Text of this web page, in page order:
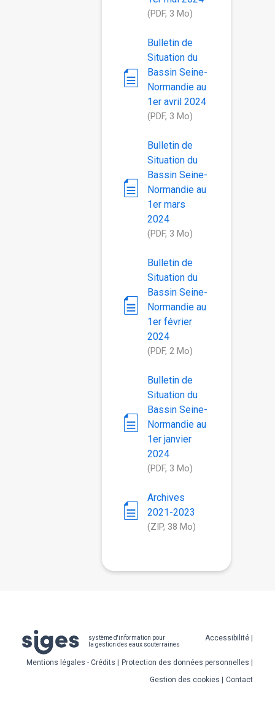
(PDF, 3 Mo)
Bulletin de
Situation du
Bassin Seine-
Normandie au
1er avril 2024
(PDF, 3 Mo)
Bulletin de
Situation du
Bassin Seine-
Normandie au
1er mars
2024
(PDF, 3 Mo)
Bulletin de
Situation du
Bassin Seine-
Normandie au
1er février
2024
(PDF, 2 Mo)
Bulletin de
Situation du
Bassin Seine-
Normandie au
1er janvier
2024
(PDF, 3 Mo)
Archives
2021-2023
(ZIP, 38 Mo)
système d'information pour
la gestion des eaux souterraines
Pied
de
page
Accessibilité
Mentions légales - Crédits
Protection des données personnelles
Gestion des cookies
Contact